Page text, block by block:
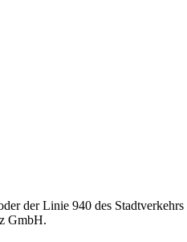
der Linie 940 des
GmbH.